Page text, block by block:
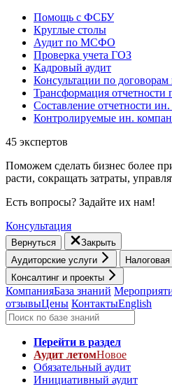
Помощь с ФСБУ
Круглые столы
Аудит по МСФО
Проверка учета ГОЗ
Кадровый аудит
Консультации по
Трансформация
Составление отчетности
Контролируемые ин.
45 экспертов
Поможем сделать бизнес более
расти, cокращать затраты,
Есть вопросы? Задайте их нам!
Консультация
Вернуться
Закрыть
Аудиторские услуги
Консалтинг и проекты
КомпанияБаза знаний
отзывыЦены КонтактыEnglish
Перейти в раздел
Аудит летомНовое
Обязательный аудит
Инициативный аудит